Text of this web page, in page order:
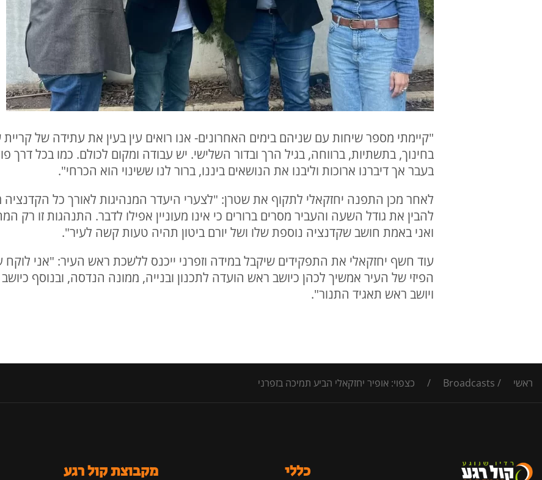
"קיימתי מספר שיחות עם שניהם בימים האחרונים- אנו רואים עין בעין את עתידה של
בחינוך, בתשתיות, ברווחה, בגיל הרך ובדור השלישי. יש עבודה ומקום לכולם. כמו בכל דרך
בעבר אך דיברנו ארוכות וליבנו את הנושאים ביננו, ברור לנו ששינוי הוא הכרחי".
לאחר מכן התפנה יחזקאלי לתקוף את שטרן: "לצערי היעדר המנהיגות לאורך כל
להבין את גודל השעה והעביר מסרים ברורים כי אינו מעוניין אפילו לדבר. התנהגות זו
ואני באמת חושב שקדנציה נוספת שלו ושל יורם ביטון תהיה טעות קשה לעיר".
עוד חשף יחזקאלי את התפקידים שיקבל במידה וזפרני ייכנס ללשכת ראש העיר: "אני
הפיזי של העיר אמשיך לכהן כיושב ראש הועדה לתכנון ובנייה, ממונה הנדסה, ובנוסף
ויושב ראש תאגיד התנור".
ראשי /
Broadcasts
/ כצפוי: אופיר יחזקאלי הביע תמיכה בזפרני
כללי מקבוצת קול רגע